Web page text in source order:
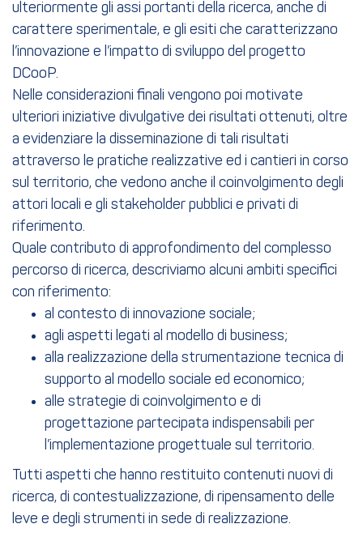
ulteriormente gli assi portanti della ricerca, anche di
carattere sperimentale, e gli esiti che caratterizzano
l’innovazione e l’impatto di sviluppo del progetto
DCooP.
Nelle considerazioni finali vengono poi motivate
ulteriori iniziative divulgative dei risultati ottenuti, oltre
a evidenziare la disseminazione di tali risultati
attraverso le pratiche realizzative ed i cantieri in corso
sul territorio, che vedono anche il coinvolgimento degli
attori locali e gli stakeholder pubblici e privati di
riferimento.
Quale contributo di approfondimento del complesso
percorso di ricerca, descriviamo alcuni ambiti specifici
con riferimento:
al contesto di innovazione sociale;
agli aspetti legati al modello di business;
alla realizzazione della strumentazione tecnica di
supporto al modello sociale ed economico;
alle strategie di coinvolgimento e di
progettazione partecipata indispensabili per
l’implementazione progettuale sul territorio.
Tutti aspetti che hanno restituito contenuti nuovi di
ricerca, di contestualizzazione, di ripensamento delle
leve e degli strumenti in sede di realizzazione.